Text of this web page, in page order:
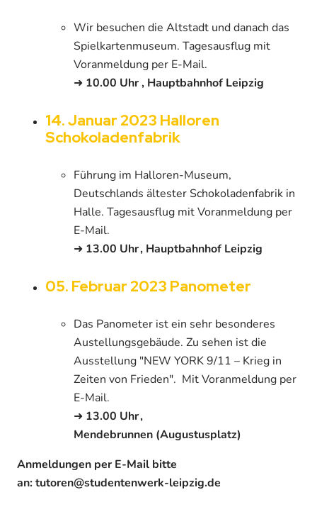
Wir besuchen die Altstadt und danach das
Spielkartenmuseum. Tagesausflug mit
Voranmeldung per E-Mail.
➜ 10.00 Uhr , Hauptbahnhof Leipzig
14. Januar 2023 Halloren
Schokoladenfabrik
Führung im Halloren-Museum,
Deutschlands ältester Schokoladenfabrik in
Halle. Tagesausflug mit Voranmeldung per
E-Mail.
➜ 13.00 Uhr , Hauptbahnhof Leipzig
05. Februar 2023 Panometer
Das Panometer ist ein sehr besonderes
Austellungsgebäude. Zu sehen ist die
Ausstellung "NEW YORK 9/11 – Krieg in
Zeiten von Frieden". Mit Voranmeldung per
E-Mail.
➜ 13.00 Uhr ,
Mendebrunnen (Augustusplatz)
Anmeldungen per E-Mail bitte
an: tutoren@studentenwerk-leipzig.de